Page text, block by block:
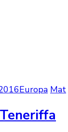
Europa Mat